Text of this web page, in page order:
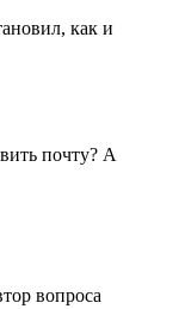
как и
почту? А
вопроса